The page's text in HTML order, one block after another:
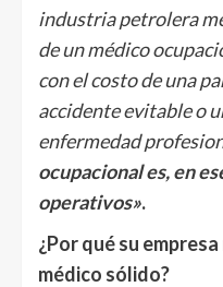
industria petrolera
de un médico
con el costo de una
accidente evitable o
enfermedad
ocupacional es, en
operativos».
¿Por qué su
médico sólido?